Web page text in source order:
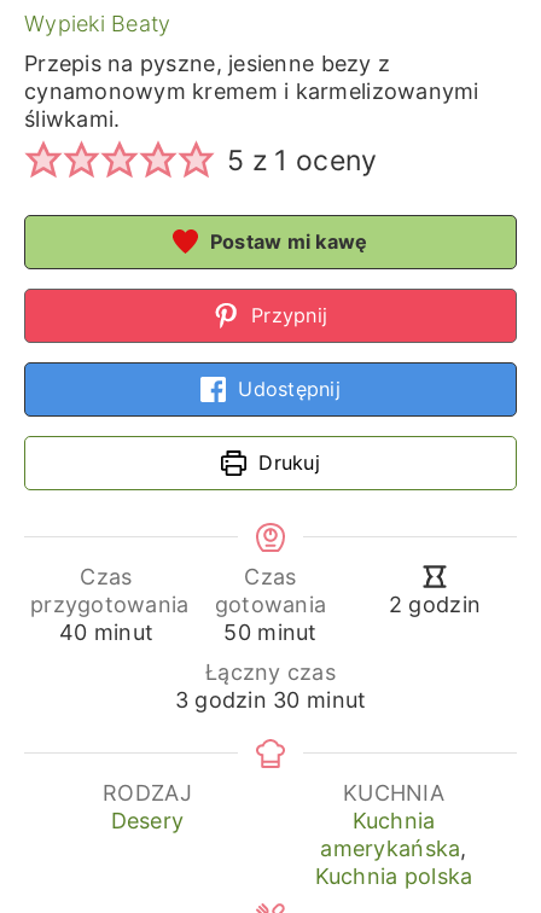
Wypieki Beaty
Przepis na pyszne, jesienne bezy z
cynamonowym kremem i karmelizowanymi
śliwkami.
5 z 1 oceny
Postaw mi kawę
Przypnij
Udostępnij
Drukuj
Czas
przygotowania
40minuty
minut
Czas
gotowania
50minuty
minut
2 godziny
godzin
Łączny czas
3godziny
godzin 30minuty
minut
RODZAJ
Desery
KUCHNIA
Kuchnia
amerykańska,
Kuchnia polska